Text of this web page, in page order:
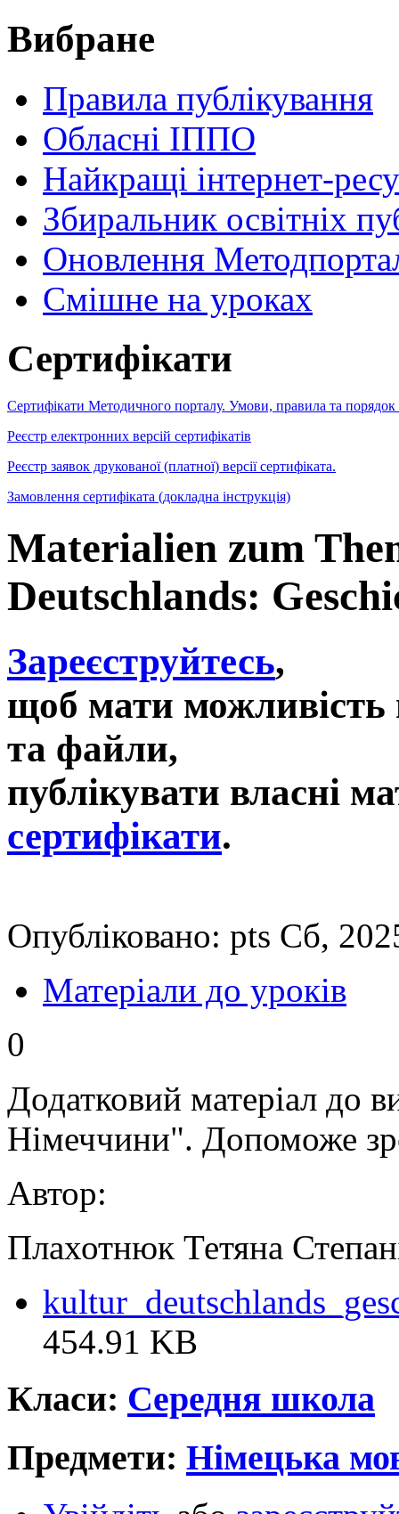
Вибране
Правила публікування
Обласні ІППО
Найкращі інтернет-
Збиральник освітніх
Оновлення
Cмішне на уроках
Сертифікати
Сертифікати Методичного порталу. Умови, правила та порядок
Реєстр електронних версій сертифікатів
Реєстр заявок друкованої (платної) версії сертифіката.
Замовлення сертифіката (докладна інструкція)
Materialien zum
Deutschlands:
Зареєструйтесь,
щоб мати можливість
та файли,
публікувати власні
сертифікати.
Опубліковано: pts Сб,
Матеріали до уроків
0
Додатковий матеріал до
Німеччини". Допоможе
Автор:
Плахотнюк Тетяна
454.91 KB
Класи: Середня школа
Предмети: Німецька